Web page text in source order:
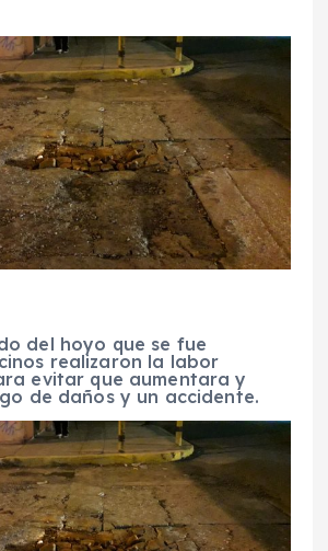
del hoyo que se fue
realizaron la labor
evitar que aumentara y
de daños y un accidente.